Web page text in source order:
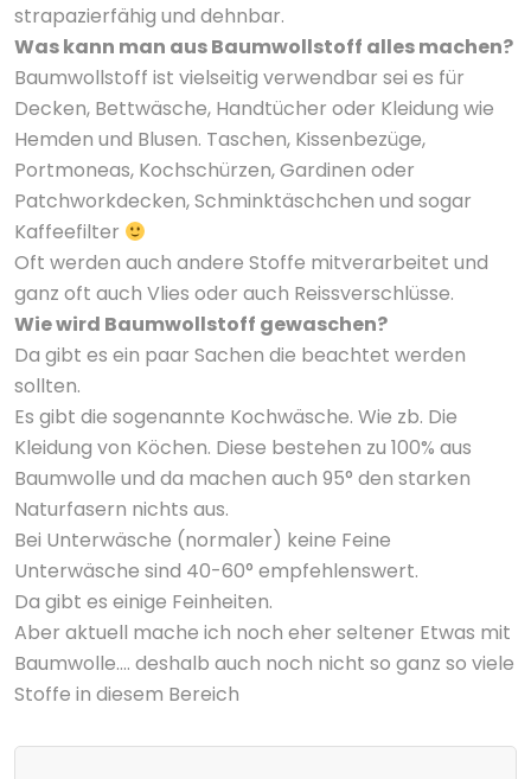
strapazierfähig und dehnbar.
Was kann man aus Baumwollstoff alles machen?
Baumwollstoff ist vielseitig verwendbar sei es für
Decken, Bettwäsche, Handtücher oder Kleidung wie
Hemden und Blusen. Taschen, Kissenbezüge,
Portmoneas, Kochschürzen, Gardinen oder
Patchworkdecken, Schminktäschchen und sogar
Kaffeefilter
Oft werden auch andere Stoffe mitverarbeitet und
ganz oft auch Vlies oder auch Reissverschlüsse.
Wie wird Baumwollstoff gewaschen?
Da gibt es ein paar Sachen die beachtet werden
sollten.
Es gibt die sogenannte Kochwäsche. Wie zb. Die
Kleidung von Köchen. Diese bestehen zu 100% aus
Baumwolle und da machen auch 95° den starken
Naturfasern nichts aus.
Bei Unterwäsche (normaler) keine Feine
Unterwäsche sind 40-60° empfehlenswert.
Da gibt es einige Feinheiten.
Aber aktuell mache ich noch eher seltener Etwas mit
Baumwolle…. deshalb auch noch nicht so ganz so viele
Stoffe in diesem Bereich